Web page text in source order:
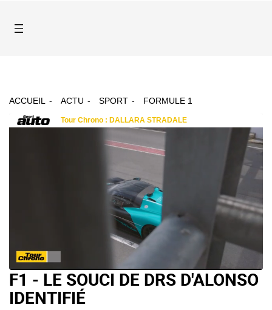
ACCUEIL ACTU SPORT FORMULE 1
F1 - LE SOUCI DE DRS D'ALONSO
IDENTIFIÉ